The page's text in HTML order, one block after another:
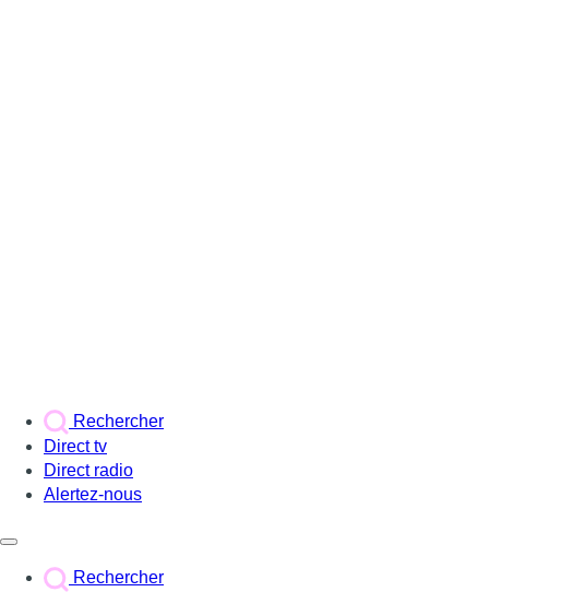
Rechercher
Direct tv
Direct radio
Alertez-nous
Rechercher